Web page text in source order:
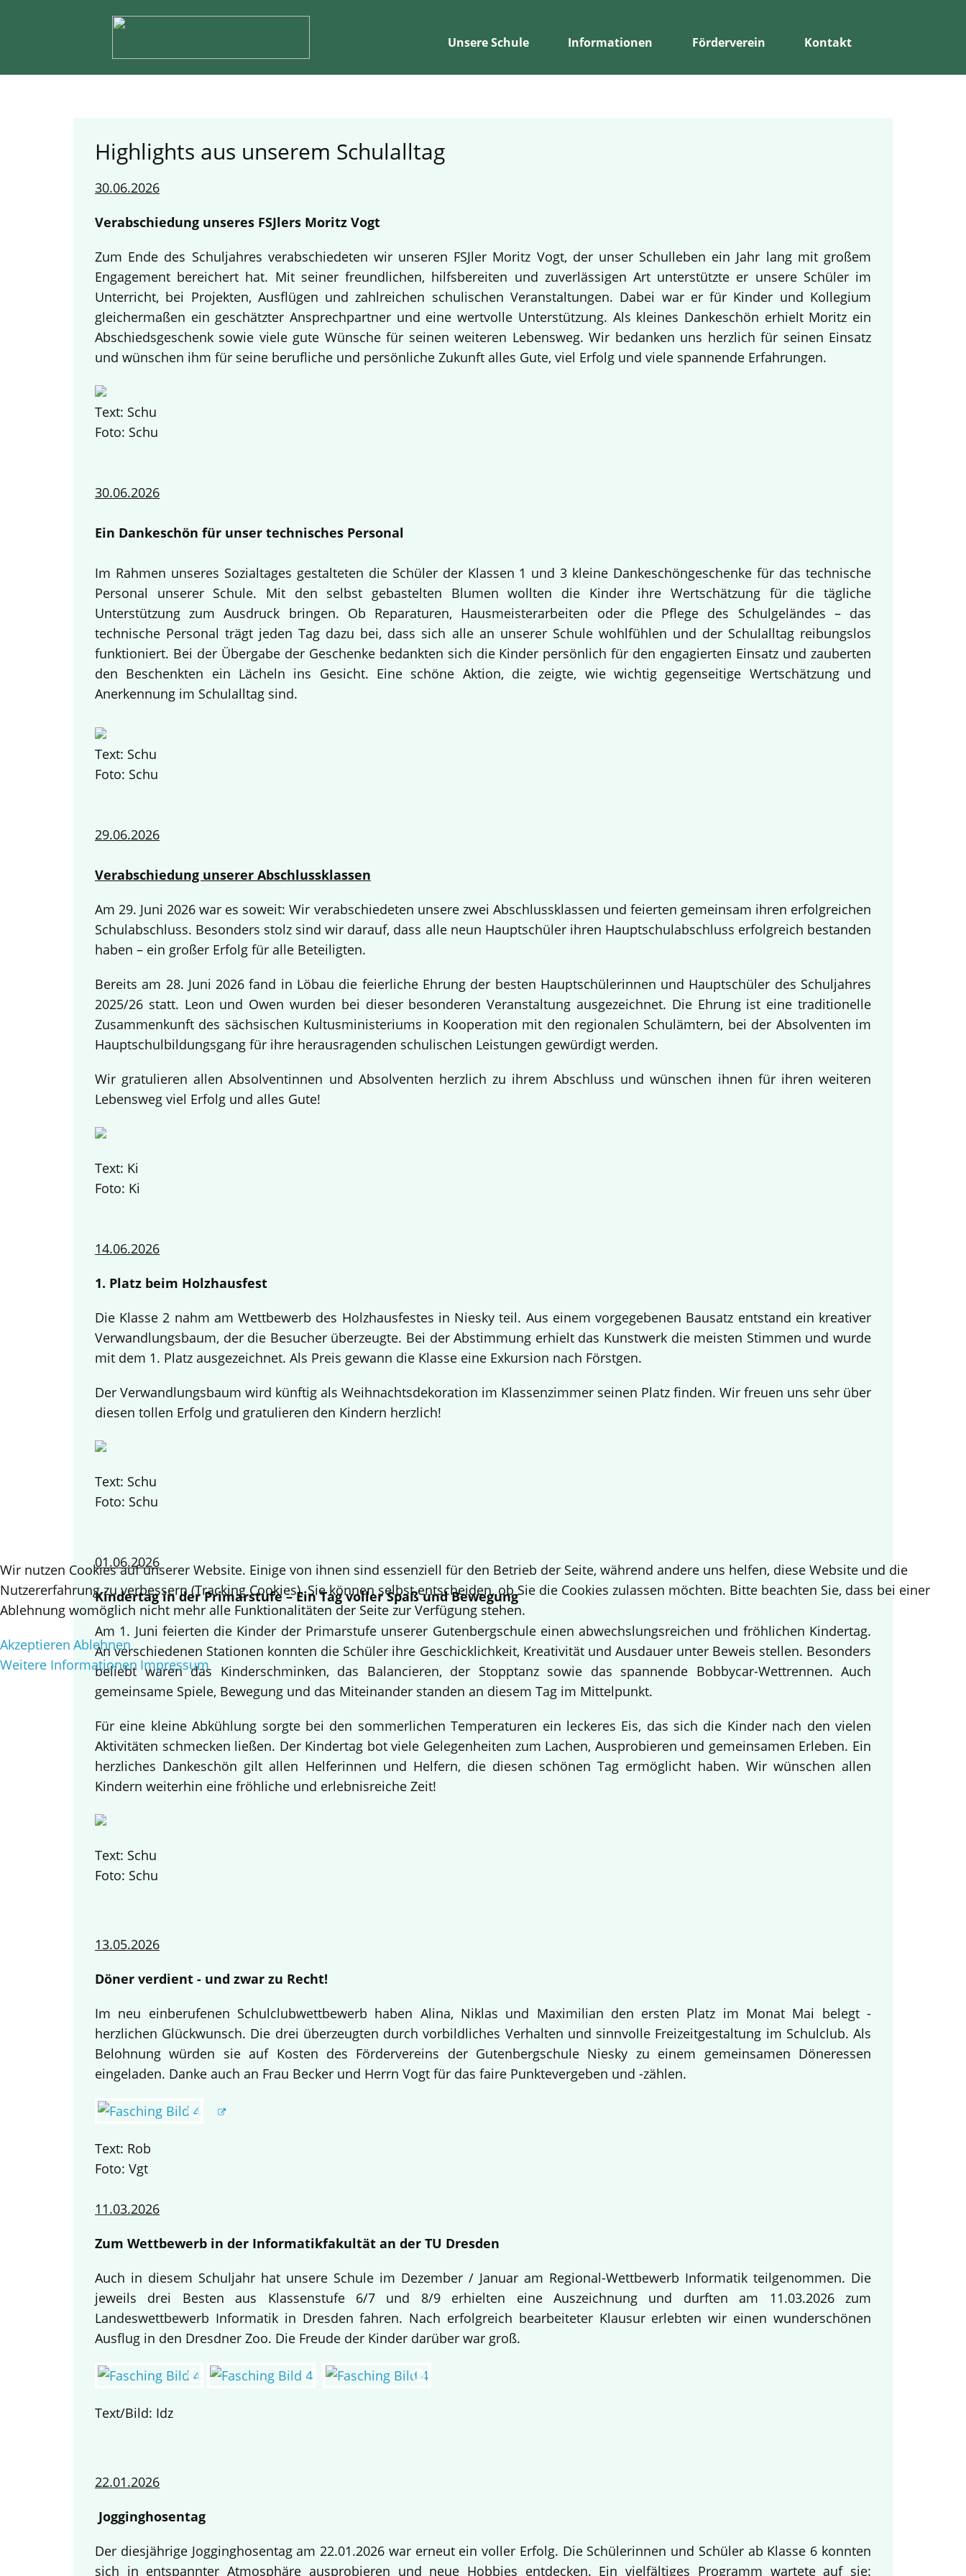
Unsere Schule Informationen Förderverein Kontakt
Highlights aus unserem Schulalltag
30.06.2026
Verabschiedung unseres FSJlers Moritz Vogt
Zum Ende des Schuljahres verabschiedeten wir unseren FSJler Moritz Vogt, der unser Schulleben ein Jahr lang mit großem
Engagement bereichert hat. Mit seiner freundlichen, hilfsbereiten und zuverlässigen Art unterstützte er unsere Schüler im
Unterricht, bei Projekten, Ausflügen und zahlreichen schulischen Veranstaltungen. Dabei war er für Kinder und Kollegium
gleichermaßen ein geschätzter Ansprechpartner und eine wertvolle Unterstützung. Als kleines Dankeschön erhielt Moritz ein
Abschiedsgeschenk sowie viele gute Wünsche für seinen weiteren Lebensweg. Wir bedanken uns herzlich für seinen Einsatz
und wünschen ihm für seine berufliche und persönliche Zukunft alles Gute, viel Erfolg und viele spannende Erfahrungen.
Text: Schu
Foto: Schu
30.06.2026
Ein Dankeschön für unser technisches Personal
Im Rahmen unseres Sozialtages gestalteten die Schüler der Klassen 1 und 3 kleine Dankeschöngeschenke für das technische
Personal unserer Schule. Mit den selbst gebastelten Blumen wollten die Kinder ihre Wertschätzung für die tägliche
Unterstützung zum Ausdruck bringen. Ob Reparaturen, Hausmeisterarbeiten oder die Pflege des Schulgeländes – das
technische Personal trägt jeden Tag dazu bei, dass sich alle an unserer Schule wohlfühlen und der Schulalltag reibungslos
funktioniert. Bei der Übergabe der Geschenke bedankten sich die Kinder persönlich für den engagierten Einsatz und zauberten
den Beschenkten ein Lächeln ins Gesicht. Eine schöne Aktion, die zeigte, wie wichtig gegenseitige Wertschätzung und
Anerkennung im Schulalltag sind.
Text: Schu
Foto: Schu
29.06.2026
Verabschiedung unserer Abschlussklassen
Am 29. Juni 2026 war es soweit: Wir verabschiedeten unsere zwei Abschlussklassen und feierten gemeinsam ihren erfolgreichen
Schulabschluss. Besonders stolz sind wir darauf, dass alle neun Hauptschüler ihren Hauptschulabschluss erfolgreich bestanden
haben – ein großer Erfolg für alle Beteiligten.
Bereits am 28. Juni 2026 fand in Löbau die feierliche Ehrung der besten Hauptschülerinnen und Hauptschüler des Schuljahres
2025/26 statt. Leon und Owen wurden bei dieser besonderen Veranstaltung ausgezeichnet. Die Ehrung ist eine traditionelle
Zusammenkunft des sächsischen Kultusministeriums in Kooperation mit den regionalen Schulämtern, bei der Absolventen im
Hauptschulbildungsgang für ihre herausragenden schulischen Leistungen gewürdigt werden.
Wir gratulieren allen Absolventinnen und Absolventen herzlich zu ihrem Abschluss und wünschen ihnen für ihren weiteren
Lebensweg viel Erfolg und alles Gute!
Text: Ki
Foto: Ki
14.06.2026
1. Platz beim Holzhausfest
Die Klasse 2 nahm am Wettbewerb des Holzhausfestes in Niesky teil. Aus einem vorgegebenen Bausatz entstand ein kreativer
Verwandlungsbaum, der die Besucher überzeugte. Bei der Abstimmung erhielt das Kunstwerk die meisten Stimmen und wurde
mit dem 1. Platz ausgezeichnet. Als Preis gewann die Klasse eine Exkursion nach Förstgen.
Der Verwandlungsbaum wird künftig als Weihnachtsdekoration im Klassenzimmer seinen Platz finden. Wir freuen uns sehr über
diesen tollen Erfolg und gratulieren den Kindern herzlich!
Text: Schu
Foto: Schu
01.06.2026
Kindertag in der Primarstufe – Ein Tag voller Spaß und Bewegung
Am 1. Juni feierten die Kinder der Primarstufe unserer Gutenbergschule einen abwechslungsreichen und fröhlichen Kindertag.
An verschiedenen Stationen konnten die Schüler ihre Geschicklichkeit, Kreativität und Ausdauer unter Beweis stellen. Besonders
beliebt waren das Kinderschminken, das Balancieren, der Stopptanz sowie das spannende Bobbycar-Wettrennen. Auch
gemeinsame Spiele, Bewegung und das Miteinander standen an diesem Tag im Mittelpunkt.
Für eine kleine Abkühlung sorgte bei den sommerlichen Temperaturen ein leckeres Eis, das sich die Kinder nach den vielen
Aktivitäten schmecken ließen. Der Kindertag bot viele Gelegenheiten zum Lachen, Ausprobieren und gemeinsamen Erleben. Ein
herzliches Dankeschön gilt allen Helferinnen und Helfern, die diesen schönen Tag ermöglicht haben. Wir wünschen allen
Kindern weiterhin eine fröhliche und erlebnisreiche Zeit!
Text: Schu
Foto: Schu
13.05.2026
Döner verdient - und zwar zu Recht!
Im neu einberufenen Schulclubwettbewerb haben Alina, Niklas und Maximilian den ersten Platz im Monat Mai belegt -
herzlichen Glückwunsch. Die drei überzeugten durch vorbildliches Verhalten und sinnvolle Freizeitgestaltung im Schulclub. Als
Belohnung würden sie auf Kosten des Fördervereins der Gutenbergschule Niesky zu einem gemeinsamen Döneressen
eingeladen. Danke auch an Frau Becker und Herrn Vogt für das faire Punktevergeben und -zählen.
Text: Rob
Foto: Vgt
11.03.2026
Zum Wettbewerb in der Informatikfakultät an der TU Dresden
Auch in diesem Schuljahr hat unsere Schule im Dezember / Januar am Regional-Wettbewerb Informatik teilgenommen. Die
jeweils drei Besten aus Klassenstufe 6/7 und 8/9 erhielten eine Auszeichnung und durften am 11.03.2026 zum
Landeswettbewerb Informatik in Dresden fahren. Nach erfolgreich bearbeiteter Klausur erlebten wir einen wunderschönen
Ausflug in den Dresdner Zoo. Die Freude der Kinder darüber war groß.
Text/Bild: Idz
22.01.2026
Jogginghosentag
Der diesjährige Jogginghosentag am 22.01.2026 war erneut ein voller Erfolg. Die Schülerinnen und Schüler ab Klasse 6 konnten
sich in entspannter Atmosphäre ausprobieren und neue Hobbies entdecken. Ein vielfältiges Programm wartete auf sie:
Wir nutzen Cookies auf unserer Website. Einige von ihnen sind essenziell für den Betrieb der Seite, während andere uns helfen, diese Website und die
Nutzererfahrung zu verbessern (Tracking Cookies). Sie können selbst entscheiden, ob Sie die Cookies zulassen möchten. Bitte beachten Sie, dass bei einer
Ablehnung womöglich nicht mehr alle Funktionalitäten der Seite zur Verfügung stehen.
Akzeptieren Ablehnen
Weitere Informationen Impressum